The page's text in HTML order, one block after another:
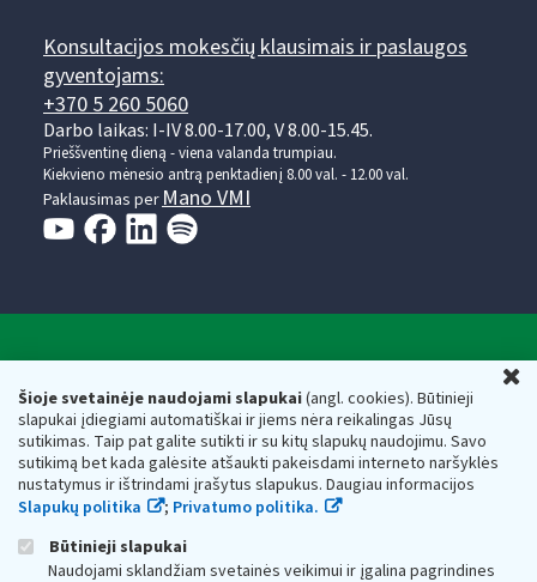
Šioje svetainėje naudojami slapukai(angl. cookies). Būtinieji
slapukai įdiegiami automatiškai ir jiems nėra reikalingas Jūsų
sutikimas. Taip pat galite sutikti ir su kitų slapukų naudojimu. Savo
sutikimą bet kada galėsite atšaukti pakeisdami interneto naršyklės
nustatymus ir ištrindami įrašytus slapukus. Daugiau informacijos
Slapukų politika
; Privatumo politika.
Būtinieji slapukai
Naudojami sklandžiam svetainės veikimui ir įgalina pagrindines
Konsultacijos mokesčių klausimais ir paslaugos
gyventojams:
+370 5 260 5060
Darbo laikas: I-IV 8.00-17.00, V 8.00-15.45.
Prieššventinę dieną - viena valanda trumpiau.
Kiekvieno mėnesio antrą penktadienį 8.00 val. - 12.00 val.
Paklausimas perMano VMI
Valstybinė mokesčių inspekcija prie Lietuvos
Respublikos finansų ministerijos
Biudžetinė įstaiga. Juridinio asmens kodas — 188659752,
adresas: Vasario 16-osios g. 14, 01107 Vilnius, Lietuva, el.paštas:
vmi@vmi.lt , E. pristatymo dėžutės adresas 188659752
Duomenys apie Valstybinę mokesčių inspekciją prie Lietuvos
Respublikos finansų ministerijos kaupiami ir saugomi Juridinių